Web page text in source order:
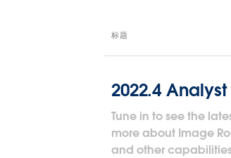
标题
2022.4
Tune in to see the
more about Image
and other